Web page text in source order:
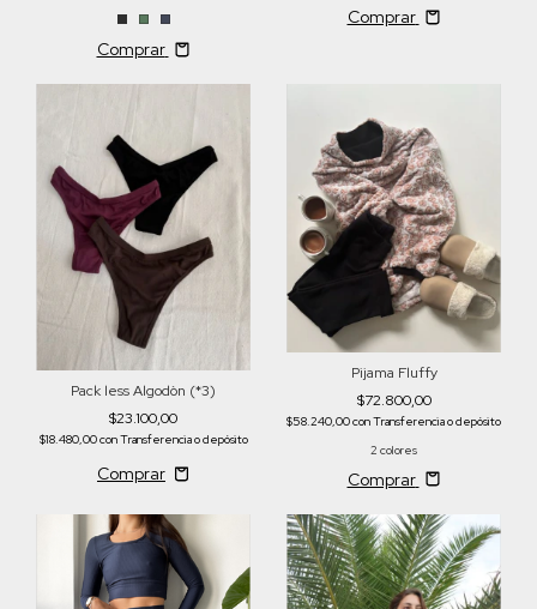
Comprar
Comprar
Pack less Algodòn (*3)
$23.100,00
$18.480,00conTransferencia o depósito
Pijama Fluffy
$72.800,00
$58.240,00conTransferencia o depósito
2 colores
Comprar